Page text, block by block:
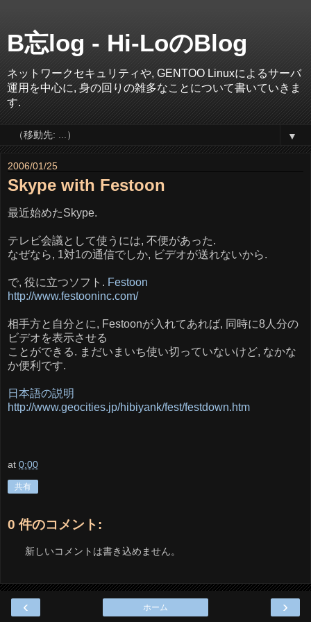
B忘log - Hi-LoのBlog
ネットワークセキュリティや, GENTOO Linuxによるサーバ
運用を中心に, 身の回りの雑多なことについて書いていきま
す.
▼
2006/01/25
Skype with Festoon
最近始めたSkype.
テレビ会議として使うには, 不便があった.
なぜなら, 1対1の通信でしか, ビデオが送れないから.
で, 役に立つソフト. Festoon
http://www.festooninc.com/
相手方と自分とに, Festoonが入れてあれば, 同時に8人分の
ビデオを表示させる
ことができる. まだいまいち使い切っていないけど, なかな
か便利です.
日本語の説明
http://www.geocities.jp/hibiyank/fest/festdown.htm
at 0:00
共有
0 件のコメント:
新しいコメントは書き込めません。
‹ ›
ホーム